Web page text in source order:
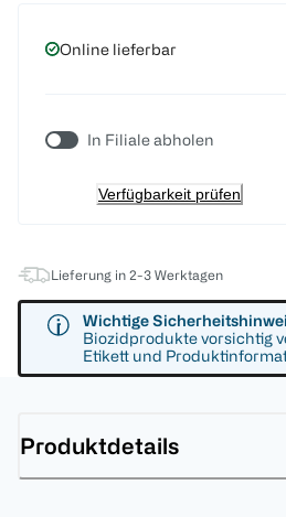
Online lieferbar
In Filiale abholen
Verfügbarkeit prüfen
Lieferung in 2-3 Werktagen
Wichtige
Biozidprodukte vorsichtig
Etikett und
Produktdetails